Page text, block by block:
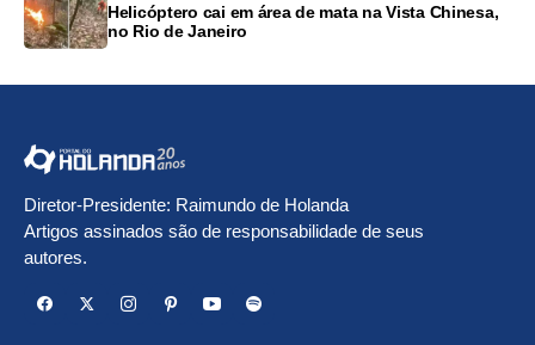
Helicóptero cai em área de mata na Vista Chinesa,
no Rio de Janeiro
Diretor-Presidente: Raimundo de Holanda
Artigos assinados são de responsabilidade de seus
autores.